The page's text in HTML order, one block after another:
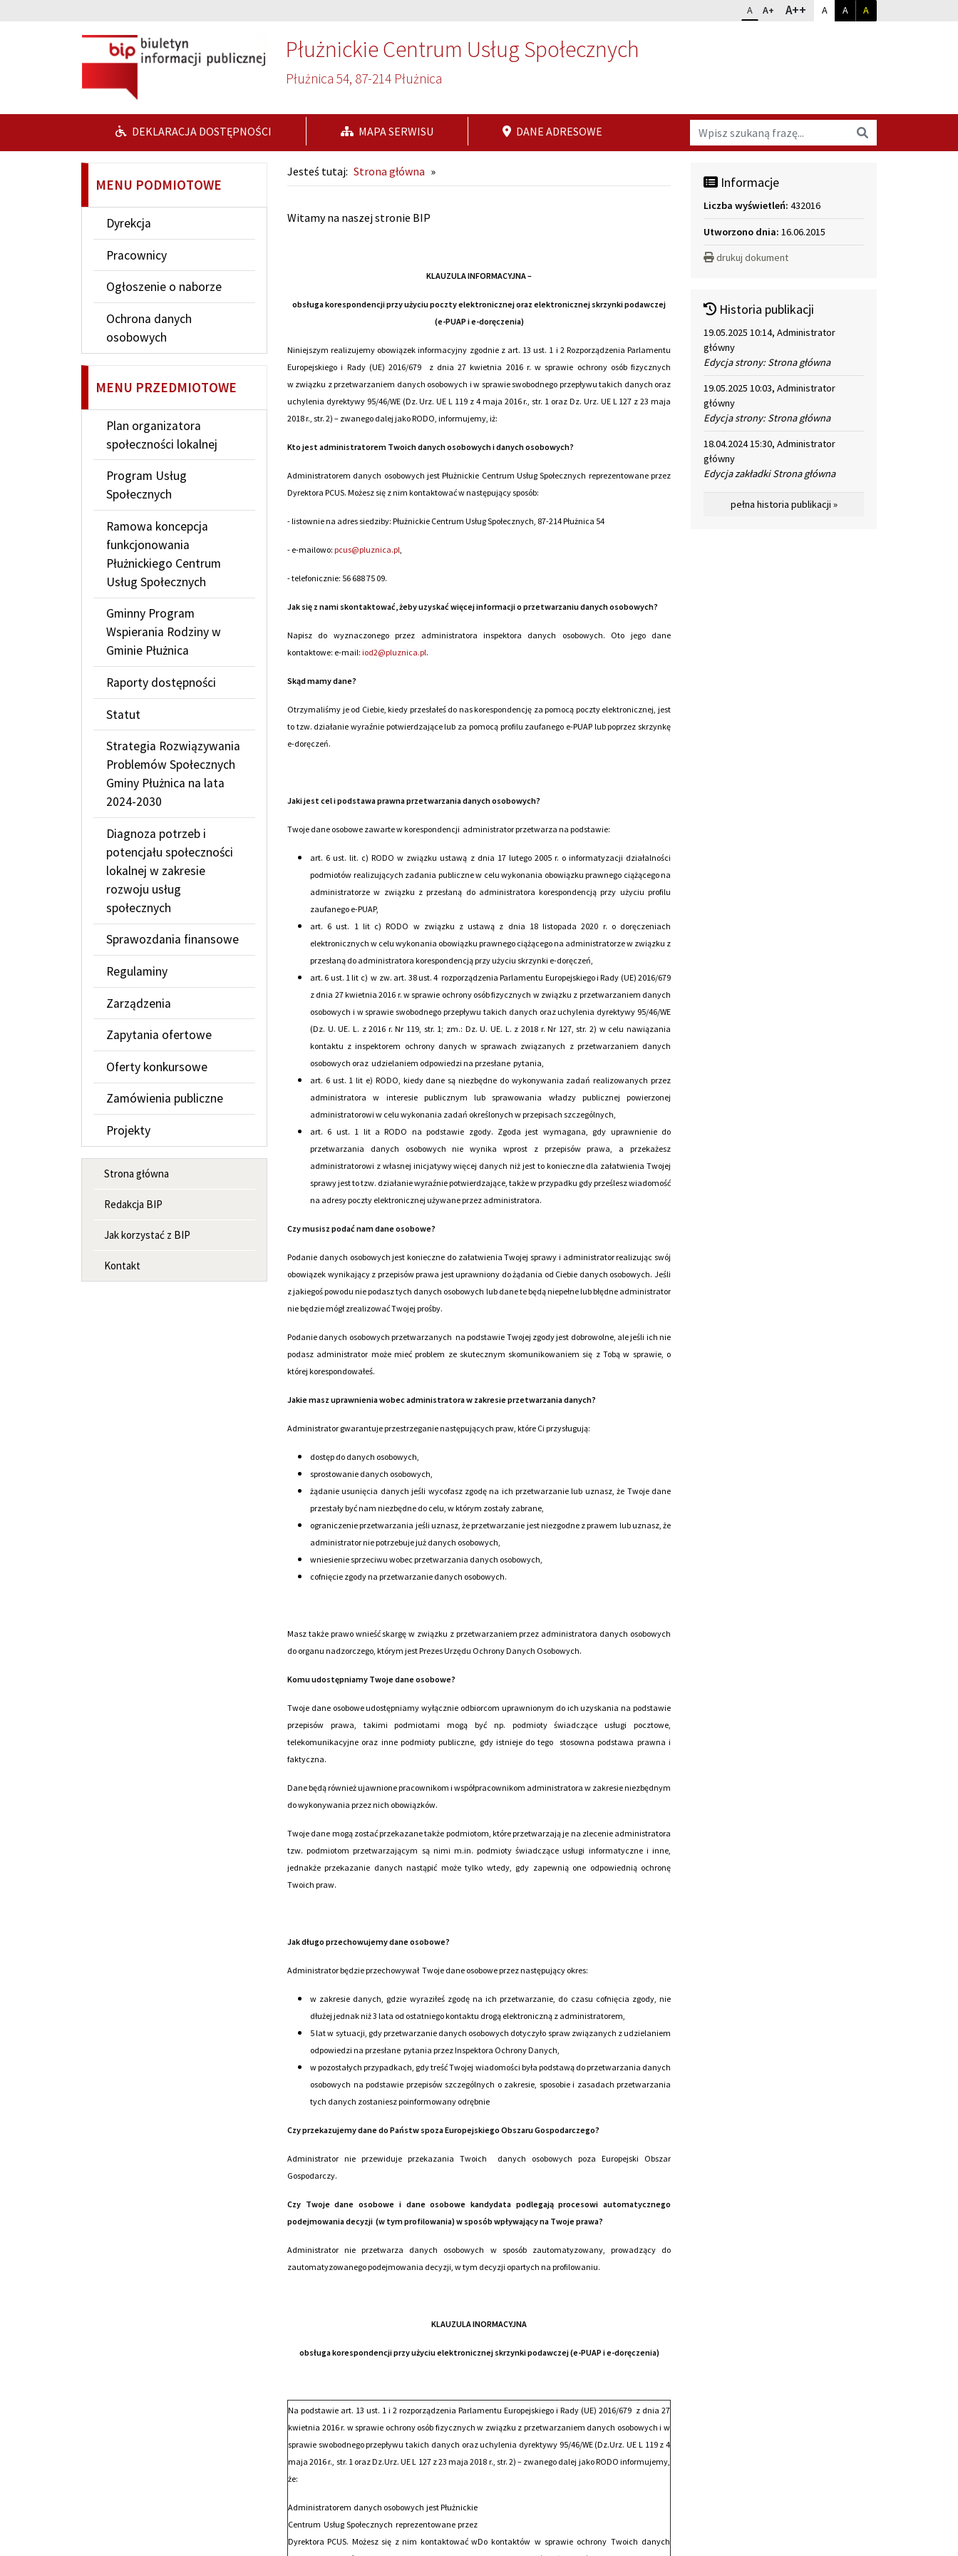
Zmień rozmiar czcionki
A rozmiar standardowy
A+ rozmiar powiększony
A++rozmiar największy
Dopasuj kontrast
A kontrast standardowy
A kontrast biały na czarnym
A
Płużnickie Centrum Usług Społecznych
Płużnica 54, 87-214 Płużnica
DEKLARACJA DOSTĘPNOŚCI MAPA SERWISU DANE ADRESOWE Wyszukaj na stronie
MENU PODMIOTOWE
Dyrekcja
Pracownicy
Ogłoszenie o naborze
Ochrona danych
osobowych
MENU PRZEDMIOTOWE
Plan organizatora
społeczności lokalnej
Program Usług
Społecznych
Ramowa koncepcja
funkcjonowania
Płużnickiego Centrum
Usług Społecznych
Gminny Program
Wspierania Rodziny w
Gminie Płużnica
Raporty dostępności
Statut
Strategia Rozwiązywania
Problemów Społecznych
Gminy Płużnica na lata
2024-2030
Diagnoza potrzeb i
potencjału społeczności
lokalnej w zakresie
rozwoju usług
społecznych
Sprawozdania finansowe
Regulaminy
Zarządzenia
Zapytania ofertowe
Oferty konkursowe
Zamówienia publiczne
Projekty
MENU INFORMACYJNE
Strona główna
Redakcja BIP
Jak korzystać z BIP
Kontakt
Jesteś tutaj: Strona główna »
Strona główna
Witamy na naszej stronie BIP
KLAUZULA INFORMACYJNA –
obsługa korespondencji przy użyciu poczty elektronicznej oraz elektronicznej skrzynki podawczej
(e-PUAP i e-doręczenia)
Niniejszym realizujemy obowiązek informacyjny zgodnie z art. 13 ust. 1 i 2 Rozporządzenia Parlamentu
Europejskiego i Rady (UE) 2016/679 z dnia 27 kwietnia 2016 r. w sprawie ochrony osób fizycznych
w związku z przetwarzaniem danych osobowych i w sprawie swobodnego przepływu takich danych oraz
uchylenia dyrektywy 95/46/WE (Dz. Urz. UE L 119 z 4 maja 2016 r., str. 1 oraz Dz. Urz. UE L 127 z 23 maja
2018 r., str. 2) – zwanego dalej jako RODO, informujemy, iż:
Kto jest administratorem Twoich danych osobowych i danych osobowych?
Administratorem danych osobowych jest Płużnickie Centrum Usług Społecznych reprezentowane przez
Dyrektora PCUS. Możesz się z nim kontaktować w następujący sposób:
- listownie na adres siedziby: Płużnickie Centrum Usług Społecznych, 87-214 Płużnica 54
- e-mailowo: pcus@pluznica.pl
- telefonicznie: 56 688 75 09.
Jak się z nami skontaktować, żeby uzyskać więcej informacji o przetwarzaniu danych osobowych?
Napisz do wyznaczonego przez administratora inspektora danych osobowych. Oto jego dane
kontaktowe: e-mail: iod2@pluznica.pl.
Skąd mamy dane?
Otrzymaliśmy je od Ciebie, kiedy przesłałeś do nas korespondencję za pomocą poczty elektronicznej, jest
to tzw. działanie wyraźnie potwierdzające lub za pomocą profilu zaufanego e-PUAP lub poprzez skrzynkę
e-doręczeń.
Jaki jest cel i podstawa prawna przetwarzania danych osobowych?
Twoje dane osobowe zawarte w korespondencji administrator przetwarza na podstawie:
art. 6 ust. lit. c) RODO w związku ustawą z dnia 17 lutego 2005 r. o informatyzacji działalności
podmiotów realizujących zadania publiczne w celu wykonania obowiązku prawnego ciążącego na
administratorze w związku z przesłaną do administratora korespondencją przy użyciu profilu
zaufanego e-PUAP,
art. 6 ust. 1 lit c) RODO w związku z ustawą z dnia 18 listopada 2020 r. o doręczeniach
elektronicznych w celu wykonania obowiązku prawnego ciążącego na administratorze w związku z
przesłaną do administratora korespondencją przy użyciu skrzynki e-doręczeń,
art. 6 ust. 1 lit c) w zw. art. 38 ust. 4 rozporządzenia Parlamentu Europejskiego i Rady (UE) 2016/679
z dnia 27 kwietnia 2016 r. w sprawie ochrony osób fizycznych w związku z przetwarzaniem danych
osobowych i w sprawie swobodnego przepływu takich danych oraz uchylenia dyrektywy 95/46/WE
(Dz. U. UE. L. z 2016 r. Nr 119, str. 1; zm.: Dz. U. UE. L. z 2018 r. Nr 127, str. 2) w celu nawiązania
kontaktu z inspektorem ochrony danych w sprawach związanych z przetwarzaniem danych
osobowych oraz udzielaniem odpowiedzi na przesłane pytania,
art. 6 ust. 1 lit e) RODO, kiedy dane są niezbędne do wykonywania zadań realizowanych przez
administratora w interesie publicznym lub sprawowania władzy publicznej powierzonej
administratorowi w celu wykonania zadań określonych w przepisach szczególnych,
art. 6 ust. 1 lit a RODO na podstawie zgody. Zgoda jest wymagana, gdy uprawnienie do
przetwarzania danych osobowych nie wynika wprost z przepisów prawa, a przekażesz
administratorowi z własnej inicjatywy więcej danych niż jest to konieczne dla załatwienia Twojej
sprawy jest to tzw. działanie wyraźnie potwierdzające, także w przypadku gdy prześlesz wiadomość
na adresy poczty elektronicznej używane przez administratora.
Czy musisz podać nam dane osobowe?
Podanie danych osobowych jest konieczne do załatwienia Twojej sprawy i administrator realizując swój
obowiązek wynikający z przepisów prawa jest uprawniony do żądania od Ciebie danych osobowych. Jeśli
z jakiegoś powodu nie podasz tych danych osobowych lub dane te będą niepełne lub błędne administrator
nie będzie mógł zrealizować Twojej prośby.
Podanie danych osobowych przetwarzanych na podstawie Twojej zgody jest dobrowolne, ale jeśli ich nie
podasz administrator może mieć problem ze skutecznym skomunikowaniem się z Tobą w sprawie, o
której korespondowałeś.
Jakie masz uprawnienia wobec administratora w zakresie przetwarzania danych?
Administrator gwarantuje przestrzeganie następujących praw, które Ci przysługują:
dostęp do danych osobowych,
sprostowanie danych osobowych,
żądanie usunięcia danych jeśli wycofasz zgodę na ich przetwarzanie lub uznasz, że Twoje dane
przestały być nam niezbędne do celu, w którym zostały zabrane,
ograniczenie przetwarzania jeśli uznasz, że przetwarzanie jest niezgodne z prawem lub uznasz, że
administrator nie potrzebuje już danych osobowych,
wniesienie sprzeciwu wobec przetwarzania danych osobowych,
cofnięcie zgody na przetwarzanie danych osobowych.
Masz także prawo wnieść skargę w związku z przetwarzaniem przez administratora danych osobowych
do organu nadzorczego, którym jest Prezes Urzędu Ochrony Danych Osobowych.
Komu udostępniamy Twoje dane osobowe?
Twoje dane osobowe udostępniamy wyłącznie odbiorcom uprawnionym do ich uzyskania na podstawie
przepisów prawa, takimi podmiotami mogą być np. podmioty świadczące usługi pocztowe,
telekomunikacyjne oraz inne podmioty publiczne, gdy istnieje do tego stosowna podstawa prawna i
faktyczna.
Dane będą również ujawnione pracownikom i współpracownikom administratora w zakresie niezbędnym
do wykonywania przez nich obowiązków.
Twoje dane mogą zostać przekazane także podmiotom, które przetwarzają je na zlecenie administratora
tzw. podmiotom przetwarzającym są nimi m.in. podmioty świadczące usługi informatyczne i inne,
jednakże przekazanie danych nastąpić może tylko wtedy, gdy zapewnią one odpowiednią ochronę
Twoich praw.
Jak długo przechowujemy dane osobowe?
Administrator będzie przechowywał Twoje dane osobowe przez następujący okres:
w zakresie danych, gdzie wyraziłeś zgodę na ich przetwarzanie, do czasu cofnięcia zgody, nie
dłużej jednak niż 3 lata od ostatniego kontaktu drogą elektroniczną z administratorem,
5 lat w sytuacji, gdy przetwarzanie danych osobowych dotyczyło spraw związanych z udzielaniem
odpowiedzi na przesłane pytania przez Inspektora Ochrony Danych,
w pozostałych przypadkach, gdy treść Twojej wiadomości była podstawą do przetwarzania danych
osobowych na podstawie przepisów szczególnych o zakresie, sposobie i zasadach przetwarzania
tych danych zostaniesz poinformowany odrębnie
Czy przekazujemy dane do Państw spoza Europejskiego Obszaru Gospodarczego?
Administrator nie przewiduje przekazania Twoich danych osobowych poza Europejski Obszar
Gospodarczy.
Czy Twoje dane osobowe i dane osobowe kandydata podlegają procesowi automatycznego
podejmowania decyzji (w tym profilowania) w sposób wpływający na Twoje prawa?
Administrator nie przetwarza danych osobowych w sposób zautomatyzowany, prowadzący do
zautomatyzowanego podejmowania decyzji, w tym decyzji opartych na profilowaniu.
KLAUZULA INORMACYJNA
obsługa korespondencjiprzy użyciu elektronicznej skrzynki podawczej (e-PUAP i e-doręczenia)
Na podstawie art. 13 ust. 1 i 2 rozporządzenia Parlamentu Europejskiego i Rady (UE) 2016/679 z dnia 27
kwietnia 2016 r. w sprawie ochrony osób fizycznych w związku z przetwarzaniem danych osobowych i w
sprawie swobodnego przepływu takich danych oraz uchylenia dyrektywy 95/46/WE (Dz.Urz. UE L 119 z 4
maja 2016 r., str. 1 oraz Dz.Urz. UE L 127 z 23 maja 2018 r., str. 2) – zwanego dalej jako RODO informujemy,
że:
Administratorem danych osobowych jest Płużnickie
Centrum Usług Społecznych reprezentowane przez
Dyrektora PCUS. Możesz się z nim kontaktować wDo kontaktów w sprawie ochrony Twoich danych
Informacje
Liczba wyświetleń: 432016
Utworzono dnia: 16.06.2015
drukuj dokument
Historia publikacji
19.05.2025 10:14, Administrator
główny
Edycja strony: Strona główna
19.05.2025 10:03, Administrator
główny
Edycja strony: Strona główna
18.04.2024 15:30, Administrator
główny
Edycja zakładki Strona główna
pełna historia publikacji »